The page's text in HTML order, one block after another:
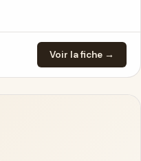
Voir la fiche →